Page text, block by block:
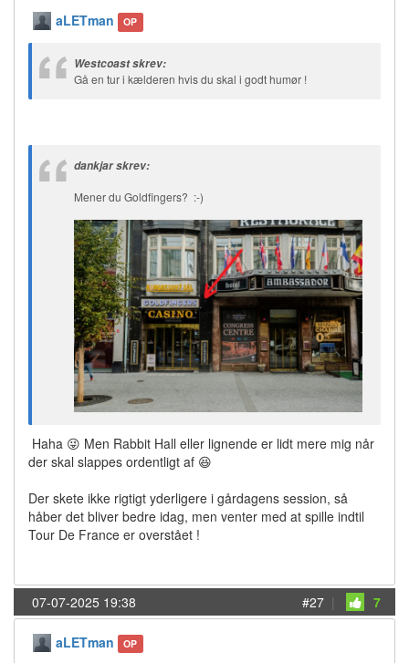
aLETman OP
Westcoast skrev:
Gå en tur i kælderen hvis du skal i godt humør !
dankjar skrev:
Mener du Goldfingers? :-)
Haha 😜 Men Rabbit Hall eller lignende er lidt mere mig når
der skal slappes ordentligt af 😆
Der skete ikke rigtigt yderligere i gårdagens session, så
håber det bliver bedre idag, men venter med at spille indtil
Tour De France er overstået !
07-07-2025 19:38 #27 | 7
aLETman OP